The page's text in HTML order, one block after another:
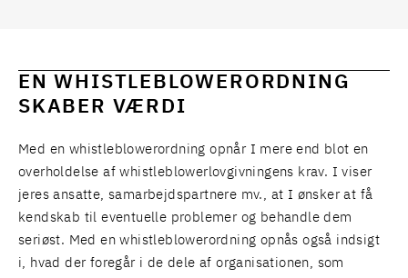
EN WHISTLEBLOWERORDNING
SKABER VÆRDI
Med en whistleblowerordning opnår I mere end blot en
overholdelse af whistleblowerlovgivningens krav. I viser
jeres ansatte, samarbejdspartnere mv., at I ønsker at få
kendskab til eventuelle problemer og behandle dem
seriøst. Med en whistleblowerordning opnås også indsigt
i, hvad der foregår i de dele af organisationen, som